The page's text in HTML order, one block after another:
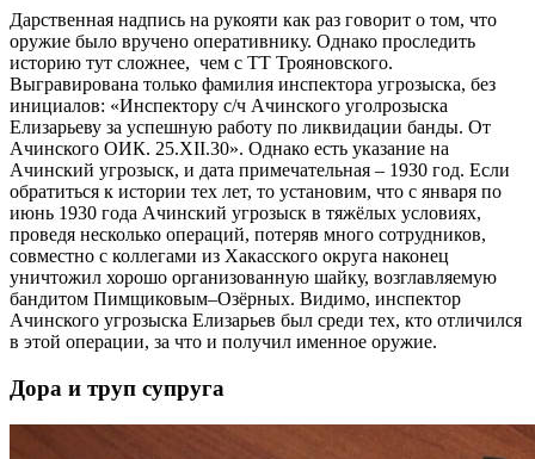
Дарственная надпись на руко­яти как раз говорит о том, что
оружие было вручено оперативнику. Однако проследить
историю тут сложнее, чем с ТТ Трояновского.
Выгравирована только фамилия инспектора угрозыска, без
инициалов: «Инспектору с/ч Ачинского уголрозыска
Елизарьеву за успешную работу по ликвидации банды. От
Ачинского ОИК. 25.XII.30». Однако есть указание на
Ачинский угрозыск, и дата примечательная – 1930 год. Если
обратиться к истории тех лет, то установим, что с января по
июнь 1930 года Ачинский угрозыск в тяжёлых условиях,
проведя несколько операций, потеряв много сотрудников,
совместно с коллегами из Хакасского округа наконец
уничтожил хорошо организованную шайку, возглавляемую
бандитом Пимщиковым–Озёрных. Видимо, инспектор
Ачинского угрозыска Елизарьев был среди тех, кто отличился
в этой операции, за что и получил именное оружие.
Дора и труп супруга